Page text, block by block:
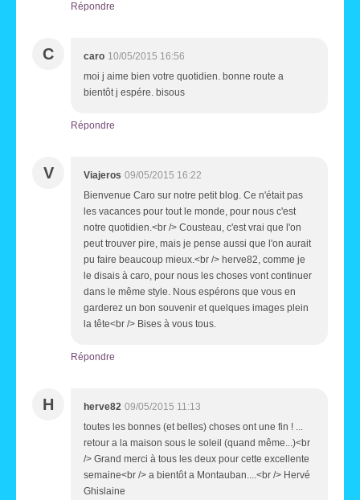
Répondre
C caro 10/05/2015 16:56
moi j aime bien votre quotidien. bonne route a
bientôt j espére. bisous
Répondre
V Viajeros 09/05/2015 16:22
Bienvenue Caro sur notre petit blog. Ce n'était pas
les vacances pour tout le monde, pour nous c'est
notre quotidien.<br /> Cousteau, c'est vrai que l'on
peut trouver pire, mais je pense aussi que l'on aurait
pu faire beaucoup mieux.<br /> herve82, comme je
le disais à caro, pour nous les choses vont continuer
dans le même style. Nous espérons que vous en
garderez un bon souvenir et quelques images plein
la tête<br /> Bises à vous tous.
Répondre
H herve82 09/05/2015 11:13
toutes les bonnes (et belles) choses ont une fin ! ...
retour a la maison sous le soleil (quand même...)<br
/> Grand merci à tous les deux pour cette excellente
semaine<br /> a bientôt a Montauban....<br /> Hervé
Ghislaine